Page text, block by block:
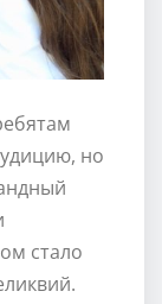
но
стало